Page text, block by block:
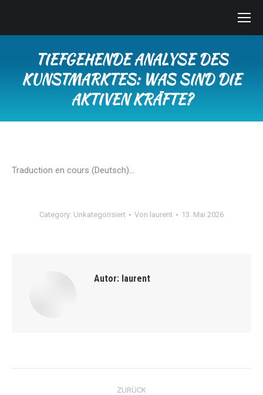
TIEFGEHENDE ANALYSE DES
KUNSTMARKTES: WAS SIND DIE
AKTIVEN KRÄFTE?
Traduction en cours (Deutsch)…
Category: Unkategorisiert Von laurent 13. Mai 2026
Autor: laurent
Kommentarnavigation
ZURÜCK